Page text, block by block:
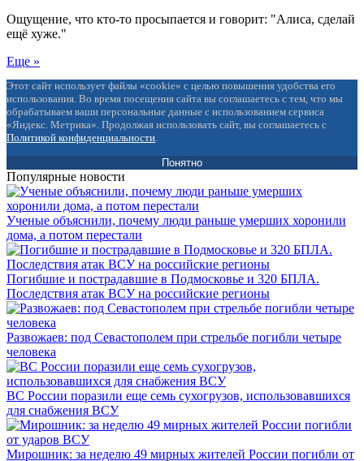
Ощущение, что кто-то просыпается и говорит: "Алиса, сделай
ещё хуже."
Еще »
Этот сайт использует файлы «cookie» с целью повышения удобства его
использования. Во время посещения сайта вы соглашаетесь с тем, что мы
обрабатываем ваши персональные данные с использованием сервиса
«Яндекс. Метрика». Продолжая использовать сайт, вы соглашаетесь с
Политикой конфиденциальности.
Понятно
Популярные новости
Ученые объяснили, почему люди раньше умерших хоронили
дома, а потом перестали
Погибшие и пострадавшие в Подмосковье и 320 БПЛА.
Последствия атак ВСУ на российские регионы
Развожаев: под Севастополем при стрельбе погибли четыре
человека
ВС России поразили еще семь сухогрузов, использовавшихся
для снабжения ВСУ
Мирошник: за неделю 49 мирных жителей России погибли от